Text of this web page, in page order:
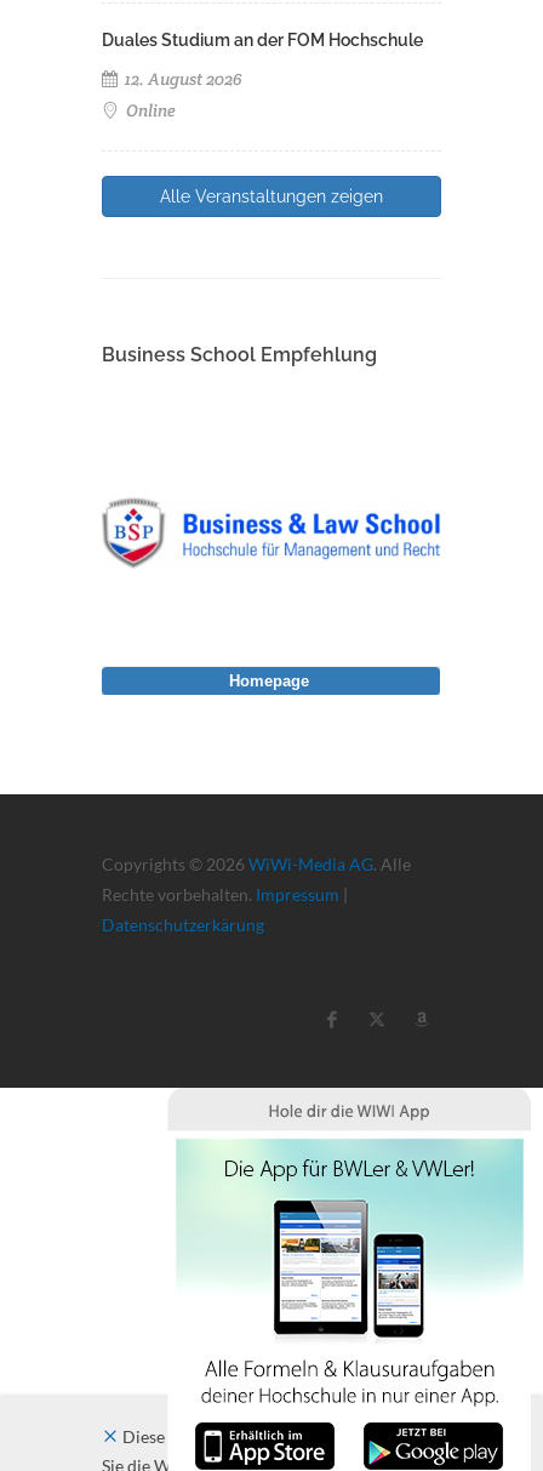
Duales Studium an der FOM Hochschule
12. August 2026
Online
Alle Veranstaltungen zeigen
Business School Empfehlung
Copyrights © 2026 WiWi-Media AG. Alle
Rechte vorbehalten. Impressum |
Datenschutzerkärung
Diese Website verwendet Cookies. Indem
Sie die Website und ihre Angebote nutzen
Homepage